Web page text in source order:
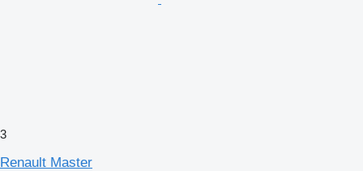
3
Renault Master